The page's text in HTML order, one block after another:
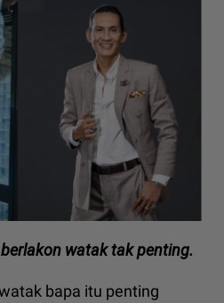
watak tak penting.
bapa itu penting